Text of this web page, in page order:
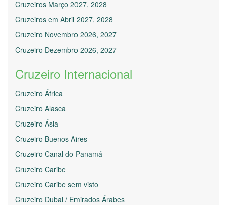
Cruzeiros Março 2027, 2028
Cruzeiros em Abril 2027, 2028
Cruzeiro Novembro 2026, 2027
Cruzeiro Dezembro 2026, 2027
Cruzeiro Internacional
Cruzeiro África
Cruzeiro Alasca
Cruzeiro Ásia
Cruzeiro Buenos Aires
Cruzeiro Canal do Panamá
Cruzeiro Caribe
Cruzeiro Caribe sem visto
Cruzeiro Dubai / Emirados Árabes